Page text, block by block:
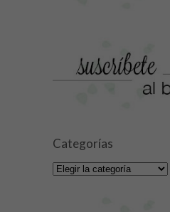
Categorías
Categorías